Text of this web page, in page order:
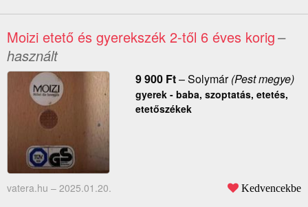
Moizi etető és gyerekszék 2-től 6 éves korig–
használt
9 900 Ft–Solymár(Pest megye)
gyerek - baba, szoptatás, etetés,
etetőszékek
vatera.hu – 2025.01.20. Kedvencekbe